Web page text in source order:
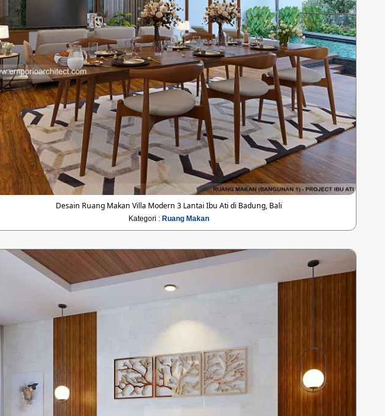
Desain Ruang Makan Villa Modern 3 Lantai Ibu Ati di Badung, Bali
Kategori : Ruang Makan